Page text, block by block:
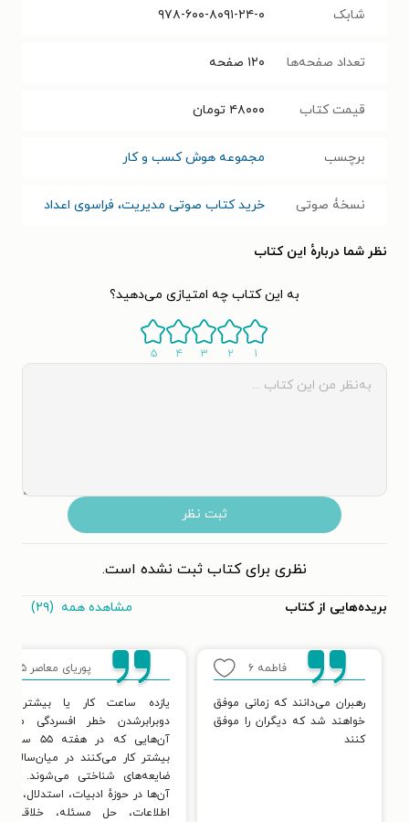
شابک ۹۷۸-۶۰۰-۸۰۹۱-۲۴-۰
تعداد صفحه‌ها ۱۲۰ صفحه
قیمت کتاب ۴۸۰۰۰ تومان
برچسب مجموعه هوش کسب و کار
نسخۀ صوتی خرید کتاب صوتی مدیریت، فراسوی اعداد
نظر شما دربارهٔ این کتاب
به این کتاب چه امتیازی می‌دهید؟
۱ ۲ ۳ ۴ ۵
ثبت نظر
نظری برای کتاب ثبت نشده است.
بریده‌هایی از کتاب مشاهده همه (۲۹)
فاطمه ۶
رهبران می‌دانند که زمانی موفق
خواهند شد که دیگران را موفق
کنند
پوریای معاصر ۵
یازده ساعت کار یا بیشتر
دوبرابرشدن خطر افسردگی
آن‌هایی که در هفته
بیشتر کار می‌کنند در میان‌سالی
ضایعه‌های شناختی می‌شوند.
آن‌ها در حوزهٔ ادبیات، استدلال،
اطلاعات، حل مسئله،